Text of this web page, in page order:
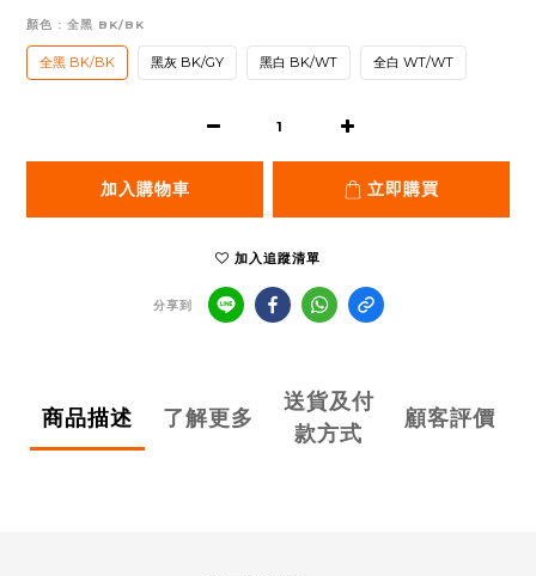
顏色 : 全黑 BK/BK
全黑 BK/BK 黑灰 BK/GY 黑白 BK/WT 全白 WT/WT
加入購物車 立即購買
加入追蹤清單
分享到
商品描述 了解更多
送貨及付
款方式
顧客評價